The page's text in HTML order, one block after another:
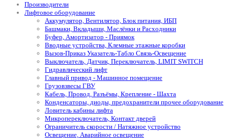
Производители
Лифтовое оборудование
Аккумулятор, Вентилятор, Блок питания, ИБП
Башмаки, Вкладыши, Маслёнки и Расходники
Буфер, Амортизатор - Приямок
Вводные устройства, Клемные этажные коробки
Вызов-Приказ Указатель-Табло Связь-Освещение
Выключатель, Датчик, Переключатель, LIMIT SWITCH
Гидравлический лифт
Главный привод - Машинное помещение
Грузовзвесы ГВУ
Кабель, Провод, Разъёмы, Крепление - Шахта
Конденсаторы, диоды, предохранители прочее оборудование
Ловитель кабины лифта
Микропереключатель, Контакт дверей
Ограничитель скорости / Натяжное устройство
Освещение, Аварийное освещение